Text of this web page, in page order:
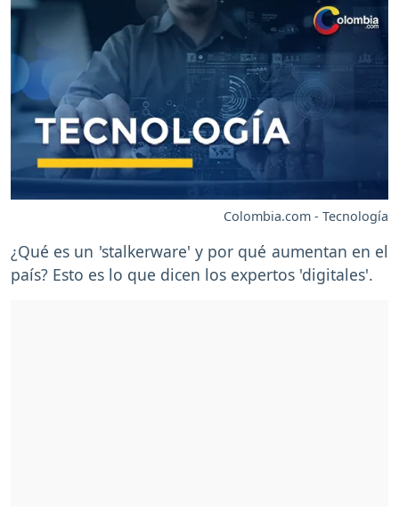
Colombia.com - Tecnología
¿Qué es un 'stalkerware' y por qué aumentan en el
país? Esto es lo que dicen los expertos 'digitales'.